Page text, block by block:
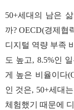
50+세대의 남은
까? OECD(경제협
디지털 역량 부족
도 높고, 8.5%인
게 높은 비율이다
인 것은, 50+세대
체험했기 때문에